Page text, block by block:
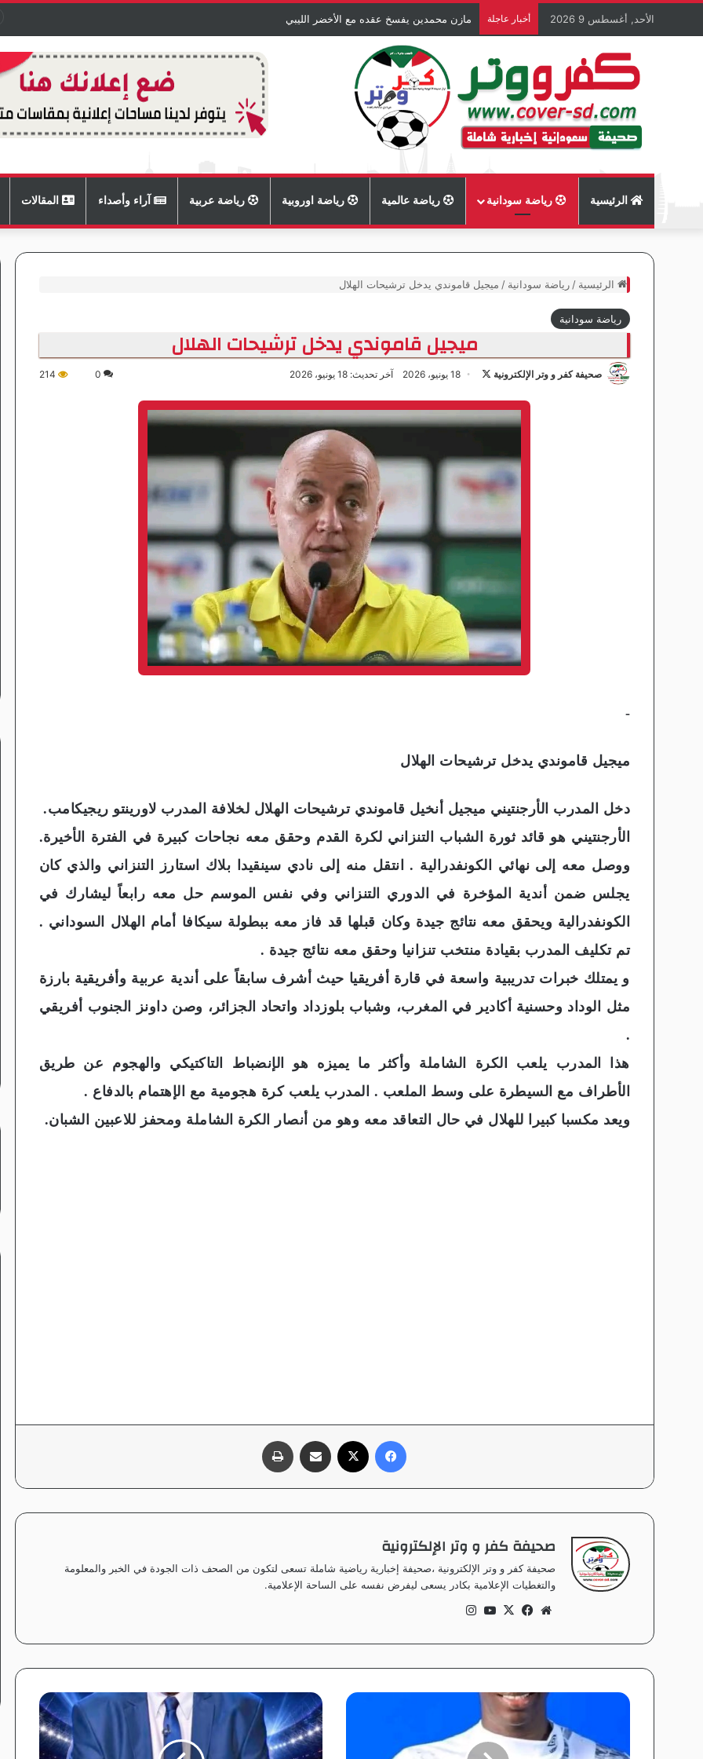
الأحد, أغسطس 9 2026 أخبار عاجلة مازن محمدين يفسخ عقده مع الأخضر الليبي
الرئيسية رياضة سودانية رياضة عالمية رياضة اوروبية رياضة عربية آراء وأصداء المقالات
الرئيسية / رياضة سودانية / ميجيل قاموندي يدخل ترشيحات الهلال
رياضة سودانية
ميجيل قاموندي يدخل ترشيحات الهلال
صحيفة كفر و وتر الإلكترونية
ب
ع
ل
ى
18 يونيو، 2026 آخر تحديث: 18 يونيو، 2026 0
214
-
ميجيل قاموندي يدخل ترشيحات الهلال
دخل المدرب الأرجنتيني ميجيل أنخيل قاموندي ترشيحات الهلال لخلافة المدرب لاورينتو ريجيكامب.
الأرجنتيني هو قائد ثورة الشباب التنزاني لكرة القدم وحقق معه نجاحات كبيرة في الفترة الأخيرة.
ووصل معه إلى نهائي الكونفدرالية . انتقل منه إلى نادي سينقيدا بلاك استارز التنزاني والذي كان
يجلس ضمن أندية المؤخرة في الدوري التنزاني وفي نفس الموسم حل معه رابعاً ليشارك في
الكونفدرالية ويحقق معه نتائج جيدة وكان قبلها قد فاز معه ببطولة سيكافا أمام الهلال السوداني .
تم تكليف المدرب بقيادة منتخب تنزانيا وحقق معه نتائج جيدة .
و يمتلك خبرات تدريبية واسعة في قارة أفريقيا حيث أشرف سابقاً على أندية عربية وأفريقية بارزة
مثل الوداد وحسنية أكادير في المغرب، وشباب بلوزداد واتحاد الجزائر، وصن داونز الجنوب أفريقي
.
هذا المدرب يلعب الكرة الشاملة وأكثر ما يميزه هو الإنضباط التاكتيكي والهجوم عن طريق
الأطراف مع السيطرة على وسط الملعب . المدرب يلعب كرة هجومية مع الإهتمام بالدفاع .
ويعد مكسبا كبيرا للهلال في حال التعاقد معه وهو من أنصار الكرة الشاملة ومحفز للاعبين الشبان.
صحيفة كفر و وتر الإلكترونية
صحيفة كفر و وتر الإلكترونية ،صحيفة إخبارية رياضية شاملة تسعى لتكون من الصحف ذات الجودة في الخبر والمعلومة
والتغطيات الإعلامية بكادر يسعى ليفرض نفسه على الساحة الإعلامية.
موق
الوي
ب
في
وك
‫X
‫Yo
ub
e
ام
ف
م
ا
ل
ك
ب